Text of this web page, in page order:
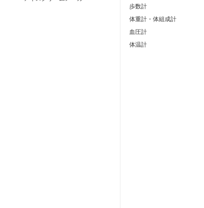
歩数計
体重計・体組成計
血圧計
体温計